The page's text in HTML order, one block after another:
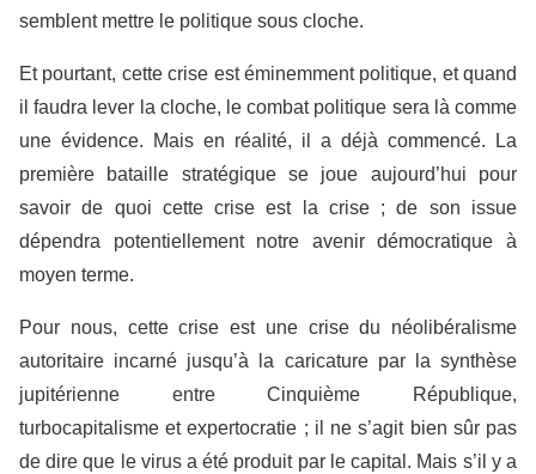
semblent mettre le politique sous cloche.
Et pourtant, cette crise est éminemment politique, et quand
il faudra lever la cloche, le combat politique sera là comme
une évidence. Mais en réalité, il a déjà commencé. La
première bataille stratégique se joue aujourd’hui pour
savoir de quoi cette crise est la crise ; de son issue
dépendra potentiellement notre avenir démocratique à
moyen terme.
Pour nous, cette crise est une crise du néolibéralisme
autoritaire incarné jusqu’à la caricature par la synthèse
jupitérienne entre Cinquième République,
turbocapitalisme et expertocratie ; il ne s’agit bien sûr pas
de dire que le virus a été produit par le capital. Mais s’il y a